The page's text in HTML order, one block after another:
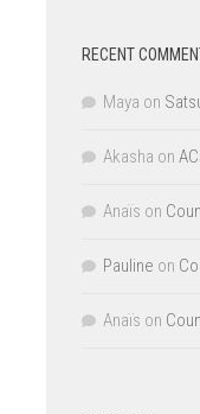
RECENT
Maya on
Akasha on
Anaïs on
Pauline on
Anaïs on